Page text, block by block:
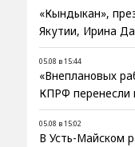
«Кындыкан»,
Якутии, Ирина
05.08 в 15:44
«Внеплановых
КПРФ
05.08 в 15:02
В Усть-Майском